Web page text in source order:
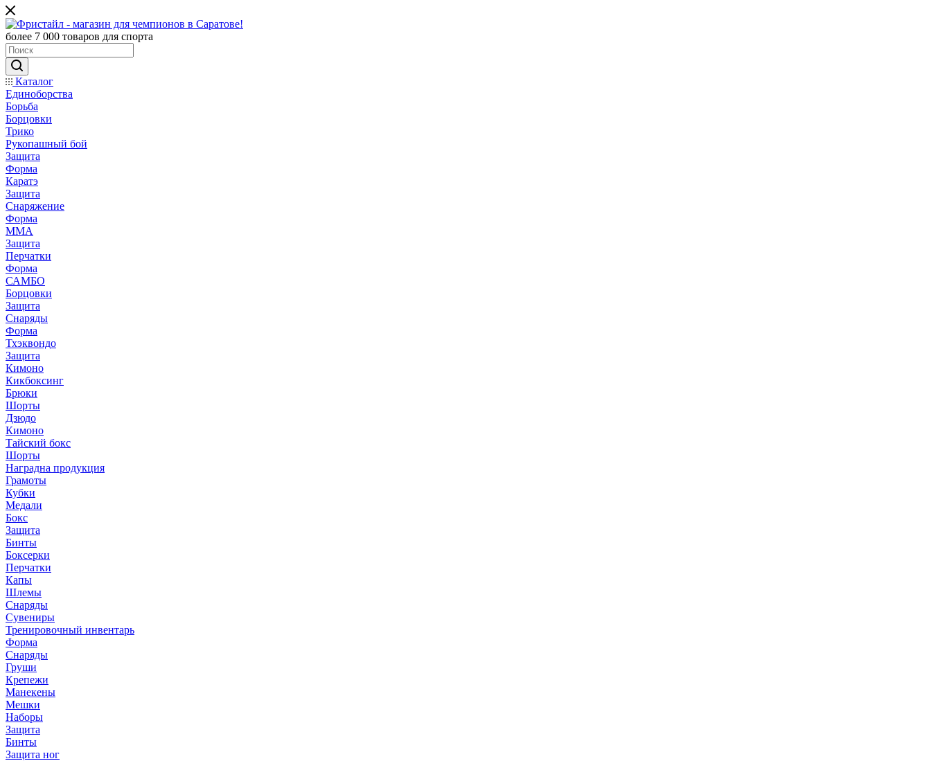
более 7 000 товаров для спорта
Каталог
Единоборства
Борьба
Борцовки
Трико
Рукопашный бой
Защита
Форма
Каратэ
Защита
Снаряжение
Форма
ММА
Защита
Перчатки
Форма
САМБО
Борцовки
Защита
Снаряды
Форма
Тхэквондо
Защита
Кимоно
Кикбоксинг
Брюки
Шорты
Дзюдо
Кимоно
Тайский бокс
Шорты
Наградна продукция
Грамоты
Кубки
Медали
Бокс
Защита
Бинты
Боксерки
Перчатки
Капы
Шлемы
Снаряды
Сувениры
Тренировочный инвентарь
Форма
Снаряды
Груши
Крепежи
Манекены
Мешки
Наборы
Защита
Бинты
Защита ног